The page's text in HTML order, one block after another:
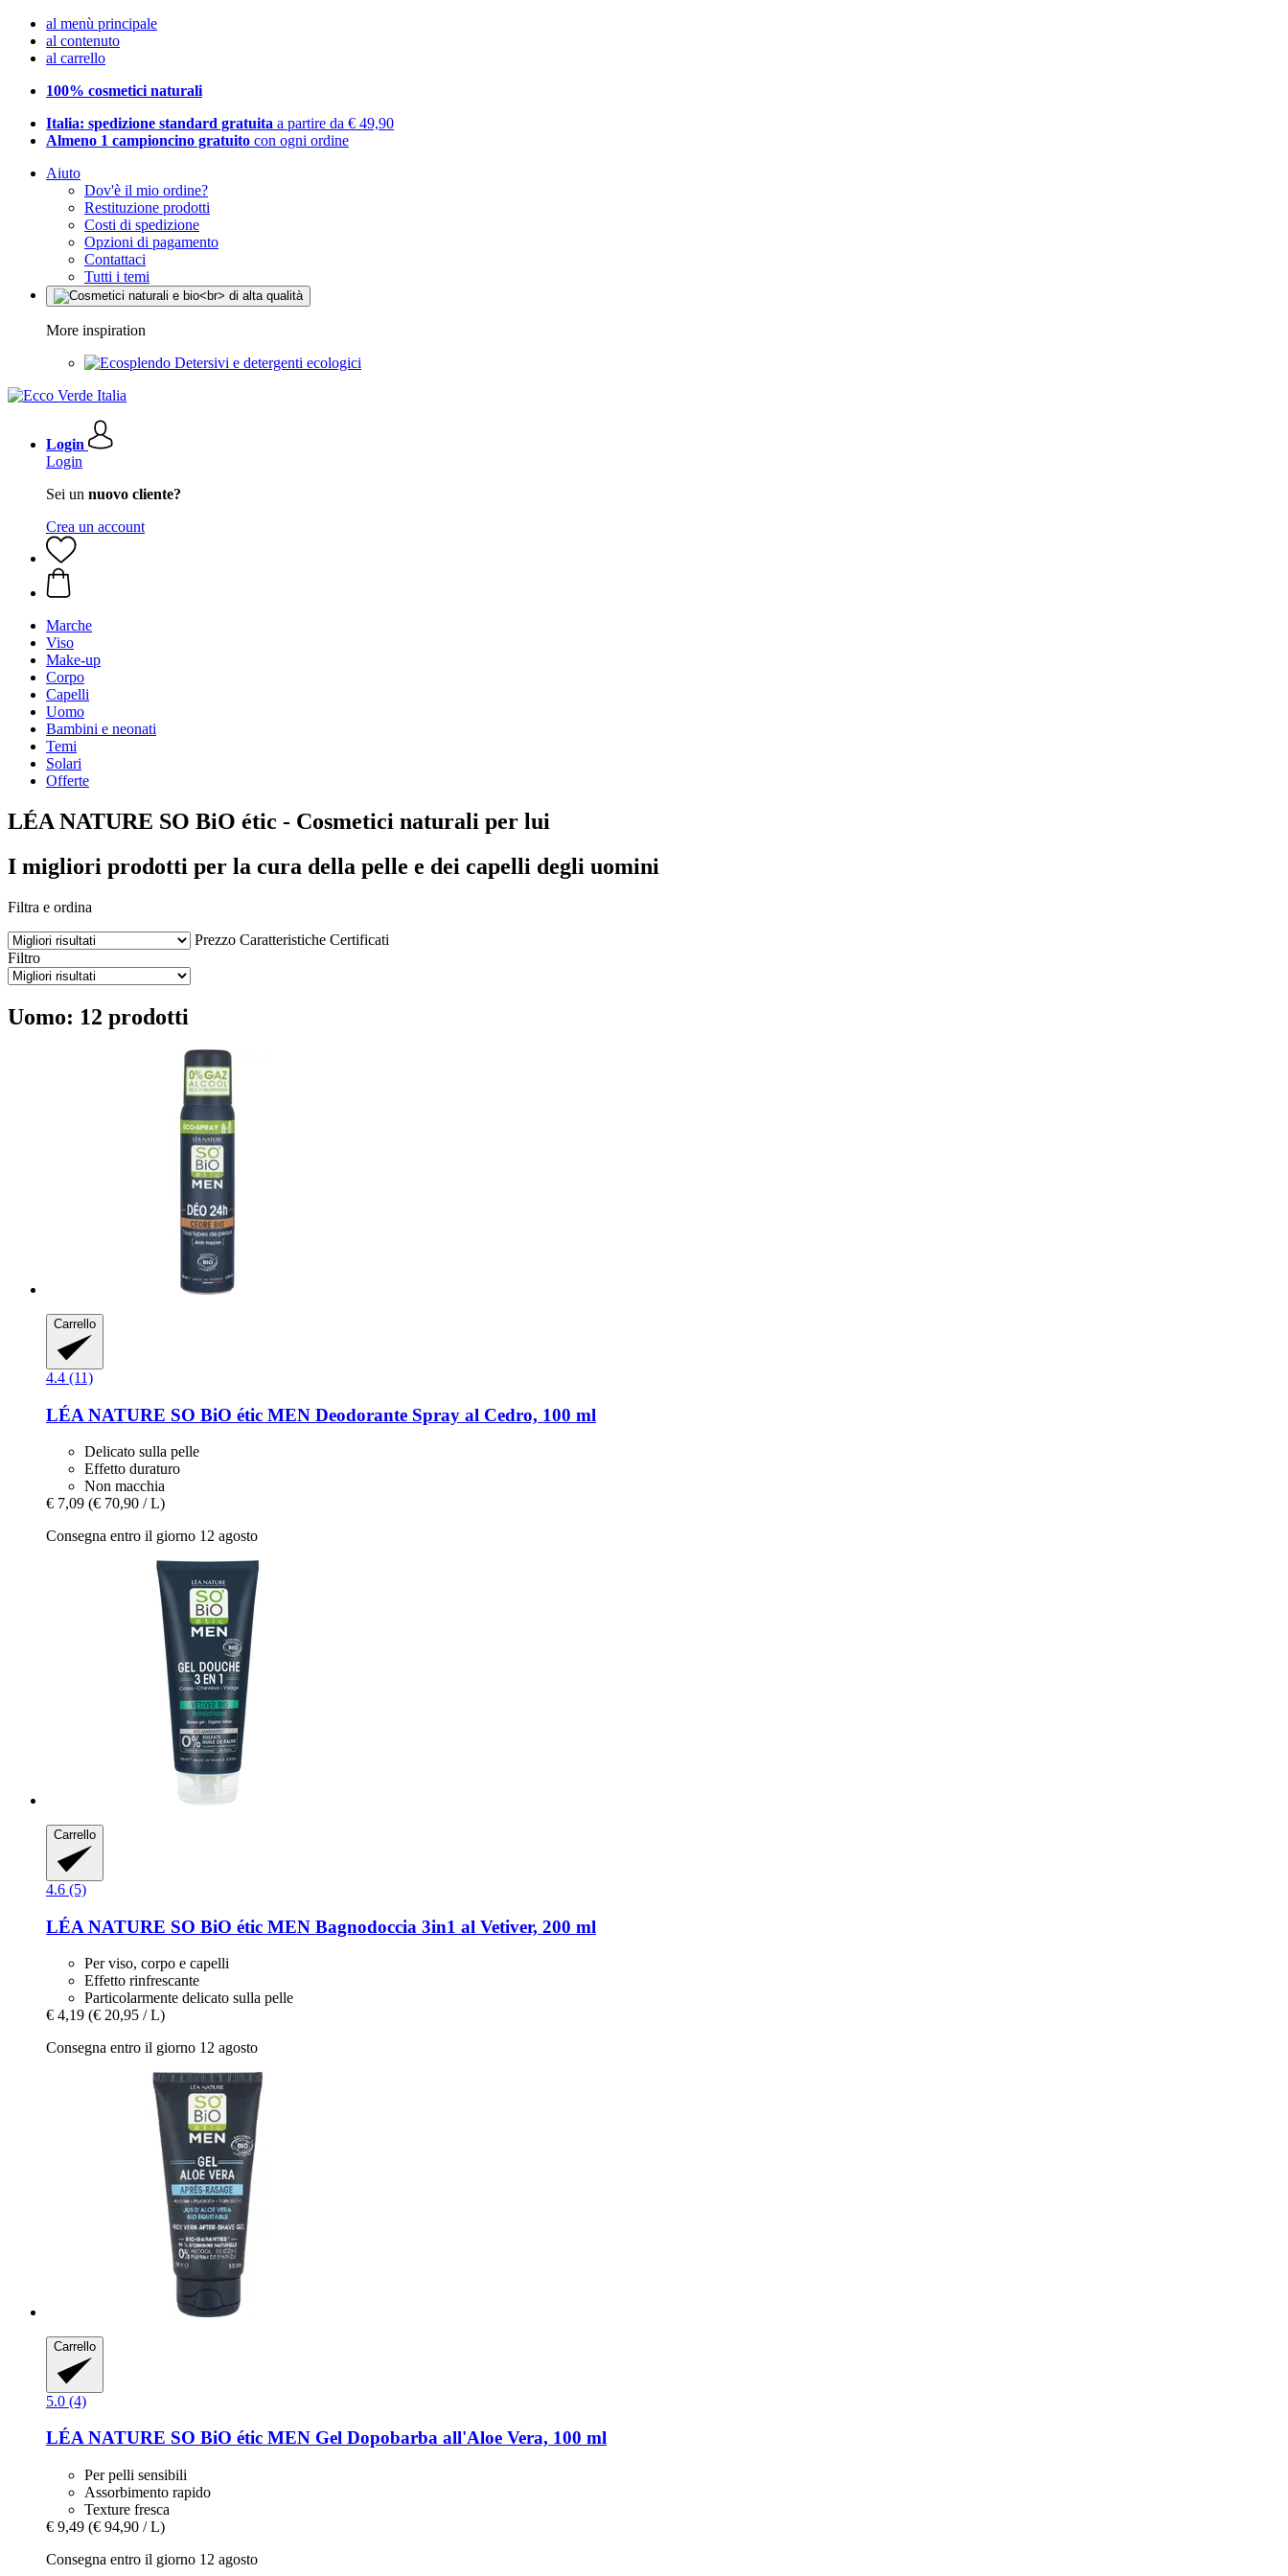
al menù principale
al contenuto
al carrello
100% cosmetici naturali
Italia: spedizione standard gratuita a partire da € 49,90
Almeno 1 campioncino gratuito con ogni ordine
Aiuto
Dov'è il mio ordine?
Restituzione prodotti
Costi di spedizione
Opzioni di pagamento
Contattaci
Tutti i temi
More inspiration
Detersivi e detergenti ecologici
Login
Login
Sei un nuovo cliente?
Crea un account
Marche
Viso
Make-up
Corpo
Capelli
Uomo
Bambini e neonati
Temi
Solari
Offerte
LÉA NATURE SO BiO étic - Cosmetici naturali per lui
I migliori prodotti per la cura della pelle e dei capelli degli uomini
Filtra e ordina
Prezzo Caratteristiche Certificati
Filtro
Uomo: 12 prodotti
Carrello
4.4 (11)
LÉA NATURE SO BiO étic MEN Deodorante Spray al Cedro, 100 ml
Delicato sulla pelle
Effetto duraturo
Non macchia
€ 7,09 (€ 70,90 / L)
Consegna entro il giorno 12 agosto
Carrello
4.6 (5)
LÉA NATURE SO BiO étic MEN Bagnodoccia 3in1 al Vetiver, 200 ml
Per viso, corpo e capelli
Effetto rinfrescante
Particolarmente delicato sulla pelle
€ 4,19 (€ 20,95 / L)
Consegna entro il giorno 12 agosto
Carrello
5.0 (4)
LÉA NATURE SO BiO étic MEN Gel Dopobarba all'Aloe Vera, 100 ml
Per pelli sensibili
Assorbimento rapido
Texture fresca
€ 9,49 (€ 94,90 / L)
Consegna entro il giorno 12 agosto